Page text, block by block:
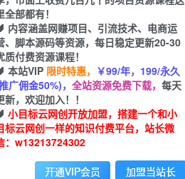
享
全部都有！
内容涵盖网赚项目、引流技术、电商运
、脚本源码等资源，每日稳定更新20-30
质付费资源课程！
本站VIP 限时特惠， ￥99/年，199/永久
广佣金50%)， 全站资源免费下载， 每天
新，欢迎加入！！
小目标云网创开放加盟，搭建一个和小
标云网创一样的知识付费平台，站长微
：w13213724302
开通VIP会员 加盟当站长